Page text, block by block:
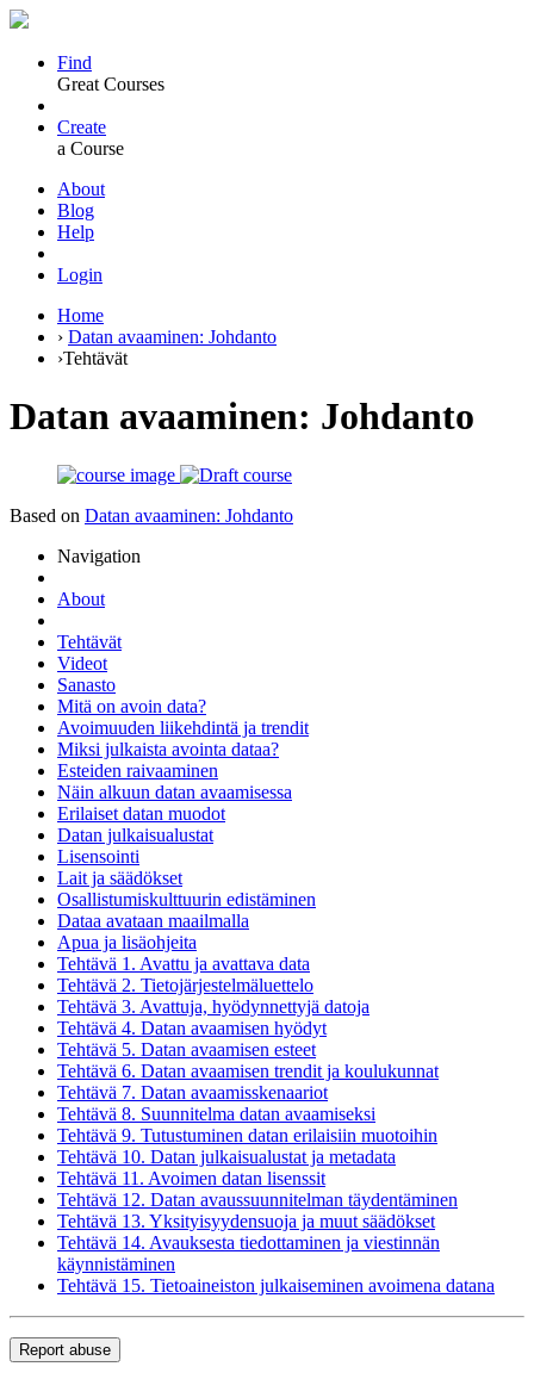
Find
Great Courses
Create
a Course
About
Blog
Help
Login
Home
› Datan avaaminen: Johdanto
›Tehtävät
Datan avaaminen: Johdanto
Based on Datan avaaminen: Johdanto
Navigation
About
Tehtävät
Videot
Sanasto
Mitä on avoin data?
Avoimuuden liikehdintä ja trendit
Miksi julkaista avointa dataa?
Esteiden raivaaminen
Näin alkuun datan avaamisessa
Erilaiset datan muodot
Datan julkaisualustat
Lisensointi
Lait ja säädökset
Osallistumiskulttuurin edistäminen
Dataa avataan maailmalla
Apua ja lisäohjeita
Tehtävä 1. Avattu ja avattava data
Tehtävä 2. Tietojärjestelmäluettelo
Tehtävä 3. Avattuja, hyödynnettyjä datoja
Tehtävä 4. Datan avaamisen hyödyt
Tehtävä 5. Datan avaamisen esteet
Tehtävä 6. Datan avaamisen trendit ja koulukunnat
Tehtävä 7. Datan avaamisskenaariot
Tehtävä 8. Suunnitelma datan avaamiseksi
Tehtävä 9. Tutustuminen datan erilaisiin muotoihin
Tehtävä 10. Datan julkaisualustat ja metadata
Tehtävä 11. Avoimen datan lisenssit
Tehtävä 12. Datan avaussuunnitelman täydentäminen
Tehtävä 13. Yksityisyydensuoja ja muut säädökset
Tehtävä 14. Avauksesta tiedottaminen ja viestinnän
käynnistäminen
Tehtävä 15. Tietoaineiston julkaiseminen avoimena datana
Report abuse